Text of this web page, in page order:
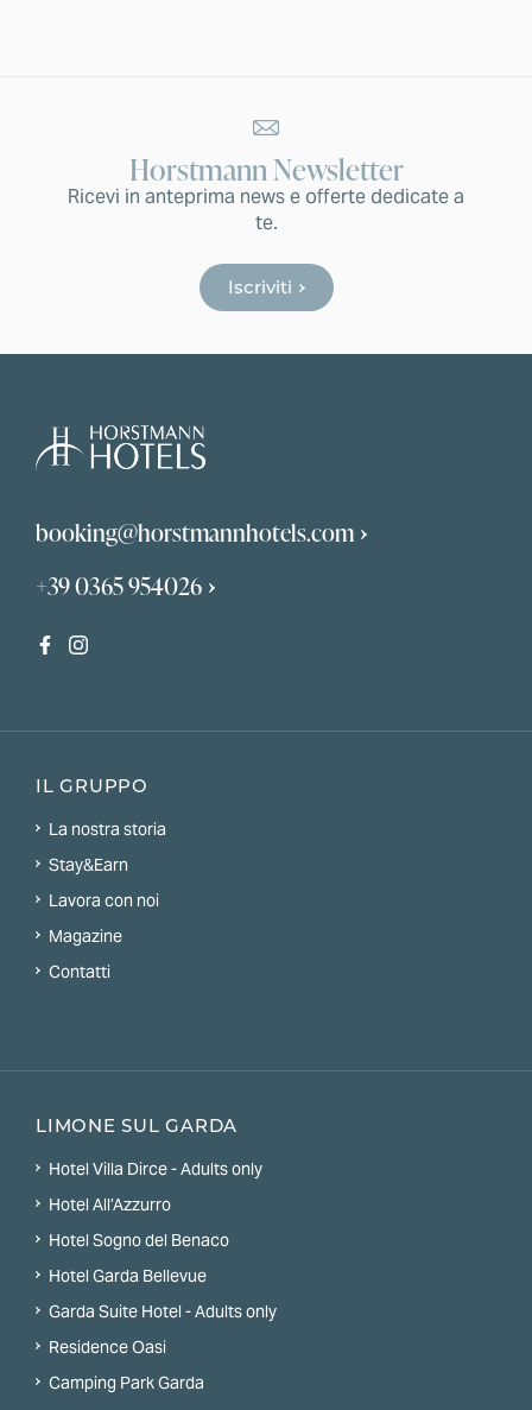
Horstmann Newsletter
Ricevi in anteprima news e offerte dedicate a
te.
Iscriviti
booking@horstmannhotels.com
+39 0365 954026
IL GRUPPO
La nostra storia
Stay&Earn
Lavora con noi
Magazine
Contatti
LIMONE SUL GARDA
Hotel Villa Dirce - Adults only
Hotel All’Azzurro
Hotel Sogno del Benaco
Hotel Garda Bellevue
Garda Suite Hotel - Adults only
Residence Oasi
Camping Park Garda